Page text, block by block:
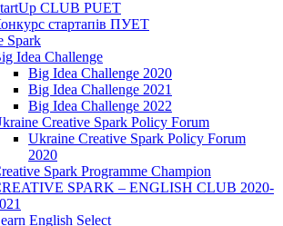
CLUB PUET
стартапів ПУЕТ
Spark
Idea Challenge
Big Idea Challenge 2020
Big Idea Challenge 2021
Big Idea Challenge 2022
Creative Spark Policy Forum
Ukraine Creative Spark Policy Forum
2020
Spark Programme Champion
SPARK – ENGLISH CLUB 2020-
English Select